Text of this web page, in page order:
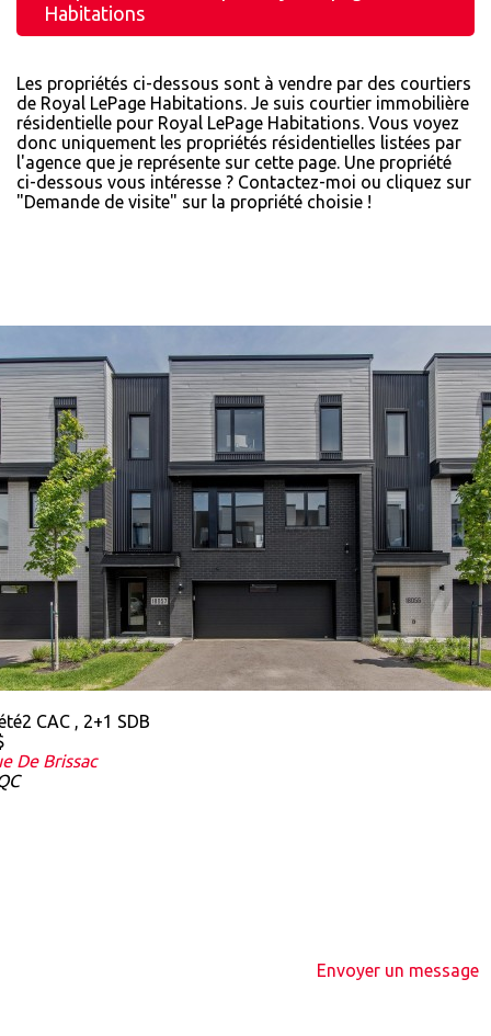
Habitations
Les propriétés ci-dessous sont à vendre par des courtiers
de Royal LePage Habitations. Je suis courtier immobilière
résidentielle pour Royal LePage Habitations. Vous voyez
donc uniquement les propriétés résidentielles listées par
l'agence que je représente sur cette page. Une propriété
ci-dessous vous intéresse ? Contactez-moi ou cliquez sur
"Demande de visite" sur la propriété choisie !
2 CAC , 2+1 SDB
De Brissac
Envoyer un message